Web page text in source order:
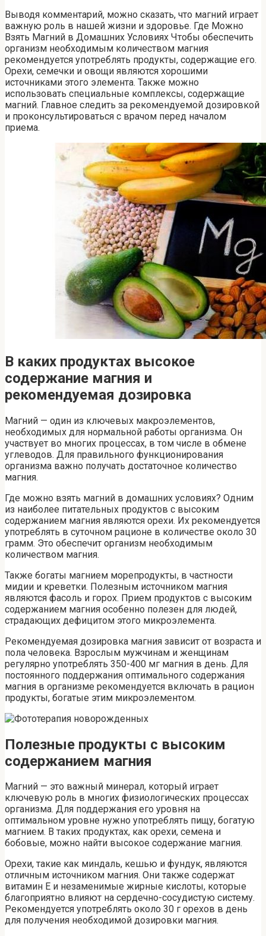
Выводя комментарий, можно сказать, что магний играет
важную роль в нашей жизни и здоровье. Где Можно
Взять Магний в Домашних Условиях Чтобы обеспечить
организм необходимым количеством магния
рекомендуется употреблять продукты, содержащие его.
Орехи, семечки и овощи являются хорошими
источниками этого элемента. Также можно
использовать специальные комплексы, содержащие
магний. Главное следить за рекомендуемой дозировкой
и проконсультироваться с врачом перед началом
приема.
В каких продуктах высокое
содержание магния и
рекомендуемая дозировка
Магний — один из ключевых макроэлементов,
необходимых для нормальной работы организма. Он
участвует во многих процессах, в том числе в обмене
углеводов. Для правильного функционирования
организма важно получать достаточное количество
магния.
Где можно взять магний в домашних условиях? Одним
из наиболее питательных продуктов с высоким
содержанием магния являются орехи. Их рекомендуется
употреблять в суточном рационе в количестве около 30
грамм. Это обеспечит организм необходимым
количеством магния.
Также богаты магнием морепродукты, в частности
мидии и креветки. Полезным источником магния
являются фасоль и горох. Прием продуктов с высоким
содержанием магния особенно полезен для людей,
страдающих дефицитом этого микроэлемента.
Рекомендуемая дозировка магния зависит от возраста и
пола человека. Взрослым мужчинам и женщинам
регулярно употреблять 350-400 мг магния в день. Для
постоянного поддержания оптимального содержания
магния в организме рекомендуется включать в рацион
продукты, богатые этим микроэлементом.
Полезные продукты с высоким
содержанием магния
Магний — это важный минерал, который играет
ключевую роль в многих физиологических процессах
организма. Для поддержания его уровня на
оптимальном уровне нужно употреблять пищу, богатую
магнием. В таких продуктах, как орехи, семена и
бобовые, можно найти высокое содержание магния.
Орехи, такие как миндаль, кешью и фундук, являются
отличным источником магния. Они также содержат
витамин Е и незаменимые жирные кислоты, которые
благоприятно влияют на сердечно-сосудистую систему.
Рекомендуется употреблять около 30 г орехов в день
для получения необходимой дозировки магния.